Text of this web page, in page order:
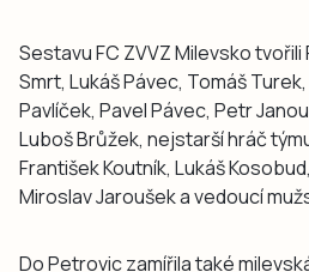
Sestavu FC ZVVZ Milevsko
Smrt, Lukáš Pávec, Tomáš
Pavlíček, Pavel Pávec, Petr
Luboš Brůžek, nejstarší hráč
František Koutník, Lukáš
Miroslav Jaroušek a vedoucí
Do Petrovic zamířila také